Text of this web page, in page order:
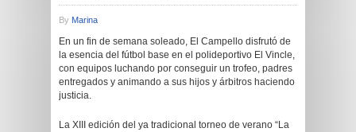
By Marina
En un fin de semana soleado, El Campello disfrutó de
la esencia del fútbol base en el polideportivo El Vincle,
con equipos luchando por conseguir un trofeo, padres
entregados y animando a sus hijos y árbitros haciendo
justicia.
La XIII edición del ya tradicional torneo de verano “La